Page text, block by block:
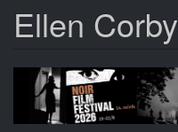
Ellen Corby